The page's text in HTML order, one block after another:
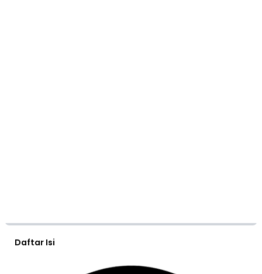
Daftar Isi